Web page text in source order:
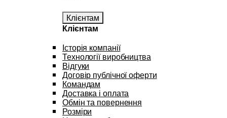
Клієнтам
Клієнтам
Історія компанії
Технології виробництва
Відгуки
Договір публічної оферти
Командам
Доставка і оплата
Обмін та повернення
Розміри